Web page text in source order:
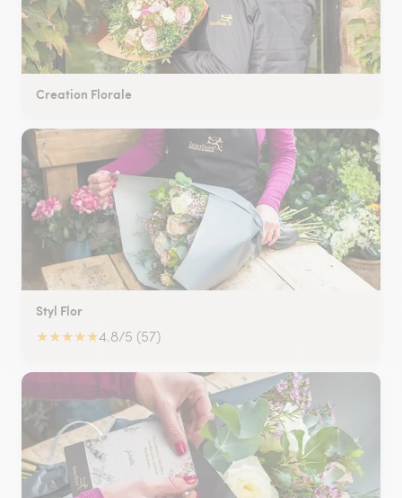
Creation Florale
Styl Flor
★★★★★4.8/5 (57)